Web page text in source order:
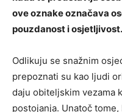
ove oznake označava
pouzdanost i osjetljivost.
Odlikuju se snažnim
prepoznati su kao ljudi
daju obiteljskim vezama
postojanja. Unatoč